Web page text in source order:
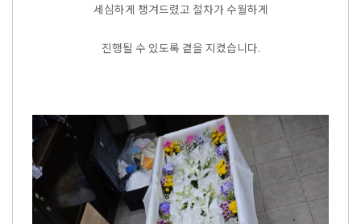
세심하게 챙겨드렸고 절차가 수월하게
진행될 수 있도록 곁을 지켰습니다.